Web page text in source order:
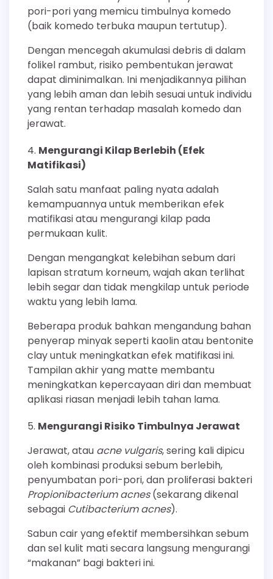
pori-pori yang memicu timbulnya komedo
(baik komedo terbuka maupun tertutup).
Dengan mencegah akumulasi debris di dalam
folikel rambut, risiko pembentukan jerawat
dapat diminimalkan. Ini menjadikannya pilihan
yang lebih aman dan lebih sesuai untuk individu
yang rentan terhadap masalah komedo dan
jerawat.
Mengurangi Kilap Berlebih (Efek
Matifikasi)
Salah satu manfaat paling nyata adalah
kemampuannya untuk memberikan efek
matifikasi atau mengurangi kilap pada
permukaan kulit.
Dengan mengangkat kelebihan sebum dari
lapisan stratum korneum, wajah akan terlihat
lebih segar dan tidak mengkilap untuk periode
waktu yang lebih lama.
Beberapa produk bahkan mengandung bahan
penyerap minyak seperti kaolin atau bentonite
clay untuk meningkatkan efek matifikasi ini.
Tampilan akhir yang matte membantu
meningkatkan kepercayaan diri dan membuat
aplikasi riasan menjadi lebih tahan lama.
Mengurangi Risiko Timbulnya Jerawat
Jerawat, atau acne vulgaris, sering kali dipicu
oleh kombinasi produksi sebum berlebih,
penyumbatan pori-pori, dan proliferasi bakteri
Propionibacterium acnes(sekarang dikenal
sebagai Cutibacterium acnes).
Sabun cair yang efektif membersihkan sebum
dan sel kulit mati secara langsung mengurangi
“makanan” bagi bakteri ini.